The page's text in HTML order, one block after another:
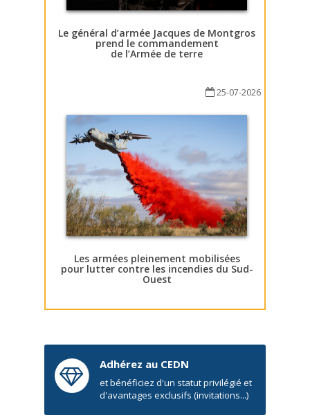
Le général d’armée Jacques de Montgros
prend le commandement
de l’Armée de terre
25-07-2026
Les armées pleinement mobilisées
pour lutter contre les incendies du Sud-
Ouest
Adhérez au CEDN
et bénéficiez d'un statut privilégié et
d'avantages exclusifs (invitations...)